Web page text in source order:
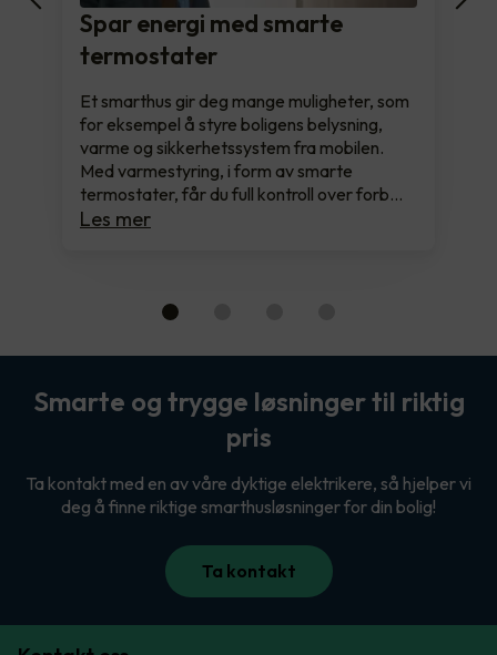
Spar energi med smarte
termostater
Et smarthus gir deg mange muligheter, som
for eksempel å styre boligens belysning,
varme og sikkerhetssystem fra mobilen.
Med varmestyring, i form av smarte
termostater, får du full kontroll over forb…
Les mer
Smarte og trygge løsninger til riktig
pris
Ta kontakt med en av våre dyktige elektrikere, så hjelper vi
deg å finne riktige smarthusløsninger for din bolig!
Ta kontakt